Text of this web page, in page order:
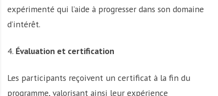
expérimenté qui l’aide à progresser dans son domaine
d’intérêt.
4. Évaluation et certification
Les participants reçoivent un certificat à la fin du
programme, valorisant ainsi leur expérience